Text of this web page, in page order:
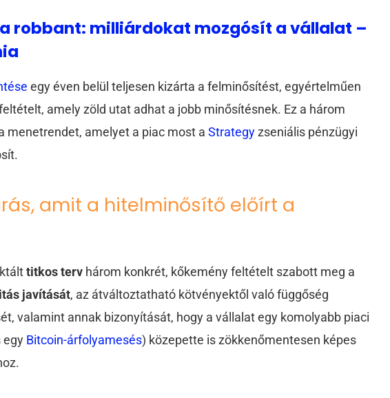
robbant: milliárdokat mozgósít a vállalat –
egy éven belül teljesen kizárta a felminősítést, egyértelműen
amely zöld utat adhat a jobb minősítésnek. Ez a három
menetrendet, amelyet a piac most aStrategyzseniális pénzügyi
amit a hitelminősítő előírt a
titkos terv három konkrét, kőkemény feltételt szabott meg a
javítását, az átváltoztatható kötvényektől való függőség
valamint annak bizonyítását, hogy a vállalat egy komolyabb piaci
egy Bitcoin-árfolyamesés) közepette is zökkenőmentesen képes